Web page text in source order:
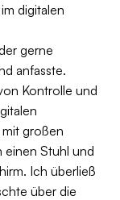
digitalen
gerne
anfasste.
Kontrolle und
großen
einen Stuhl und
Ich überließ
über die